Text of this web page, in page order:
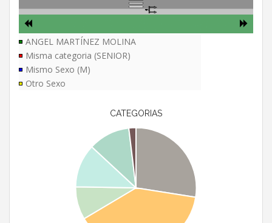
ANGEL MARTÍNEZ MOLINA
Misma categoria (SENIOR)
Mismo Sexo (M)
Otro Sexo
CATEGORIAS